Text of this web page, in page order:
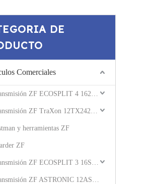
DE
Comerciales
Transmisión ZF ECOSPLIT 4 162230 16S2531
Transmisión ZF TraXon 12TX2420 12TX2621
y herramientas ZF
ZF
Transmisión ZF ECOSPLIT 3 16S181 16S221
Transmisión ZF ASTRONIC 12AS2540 12AS2330